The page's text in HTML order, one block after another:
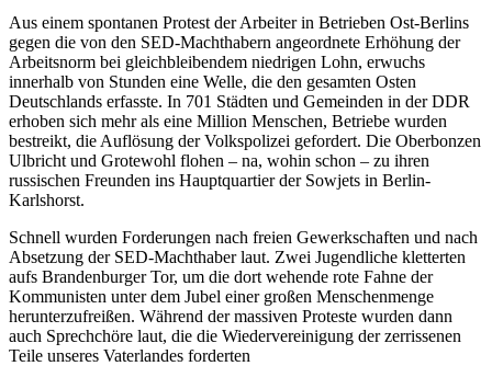
Aus einem spontanen Protest der Arbeiter in Betrieben Ost-Berlins
gegen die von den SED-Machthabern angeordnete Erhöhung der
Arbeitsnorm bei gleichbleibendem niedrigen Lohn, erwuchs
innerhalb von Stunden eine Welle, die den gesamten Osten
Deutschlands erfasste. In 701 Städten und Gemeinden in der DDR
erhoben sich mehr als eine Million Menschen, Betriebe wurden
bestreikt, die Auflösung der Volkspolizei gefordert. Die Oberbonzen
Ulbricht und Grotewohl flohen – na, wohin schon – zu ihren
russischen Freunden ins Hauptquartier der Sowjets in Berlin-
Karlshorst.
Schnell wurden Forderungen nach freien Gewerkschaften und nach
Absetzung der SED-Machthaber laut. Zwei Jugendliche kletterten
aufs Brandenburger Tor, um die dort wehende rote Fahne der
Kommunisten unter dem Jubel einer großen Menschenmenge
herunterzufreißen. Während der massiven Proteste wurden dann
auch Sprechchöre laut, die die Wiedervereinigung der zerrissenen
Teile unseres Vaterlandes forderten